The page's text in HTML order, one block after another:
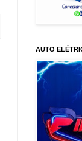
AUTO